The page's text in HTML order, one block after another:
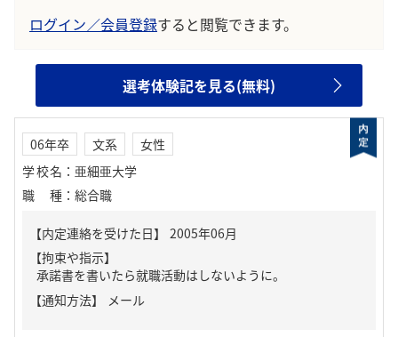
ログイン／会員登録すると閲覧できます。
選考体験記を見る(無料)
06年卒 文系
女性
学校名 ： 亜細亜大学
職種 ： 総合職
【内定連絡を受けた日】
2005年06月
【拘束や指示】
承諾書を書いたら就職活動はしないように。
【通知方法】
メール